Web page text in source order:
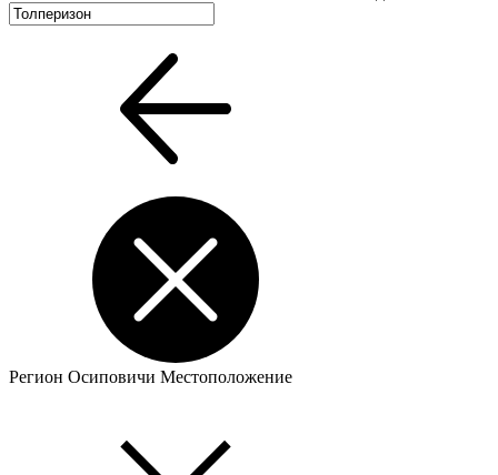
Регион Осиповичи Местоположение